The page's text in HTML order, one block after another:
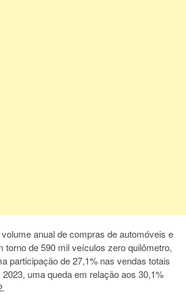
anual de compras de automóveis e
torno de 590 mil veículos zero quilômetro,
participação de 27,1% nas vendas totais
uma queda em relação aos 30,1%